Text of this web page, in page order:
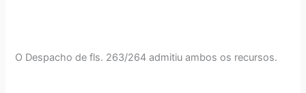
O Despacho de fls. 263/264 admitiu ambos os recursos.